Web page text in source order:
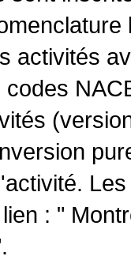
activités
: "